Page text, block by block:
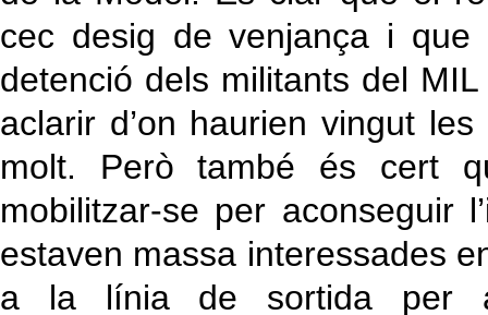
cec desig de venjança i
detenció dels militants del
aclarir d’on haurien vingut
molt. Però també és cert
mobilitzar-se per aconseguir
estaven massa interessades
a la línia de sortida per